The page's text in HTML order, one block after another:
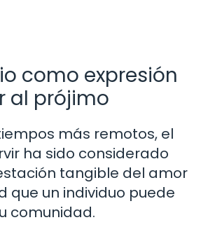
como expresión
al prójimo
más remotos, el
ha sido considerado
tangible del amor
que un individuo puede
comunidad.